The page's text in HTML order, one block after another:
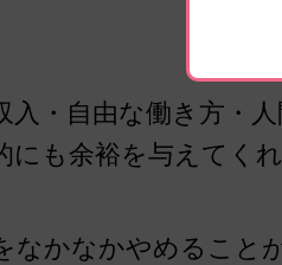
入・自由な働き方・
にも余裕を与えてく
なかなかやめること